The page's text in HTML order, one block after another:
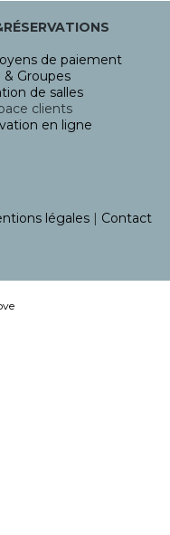
de paiement
& Groupes
de salles
clients
en ligne
légales| Contact